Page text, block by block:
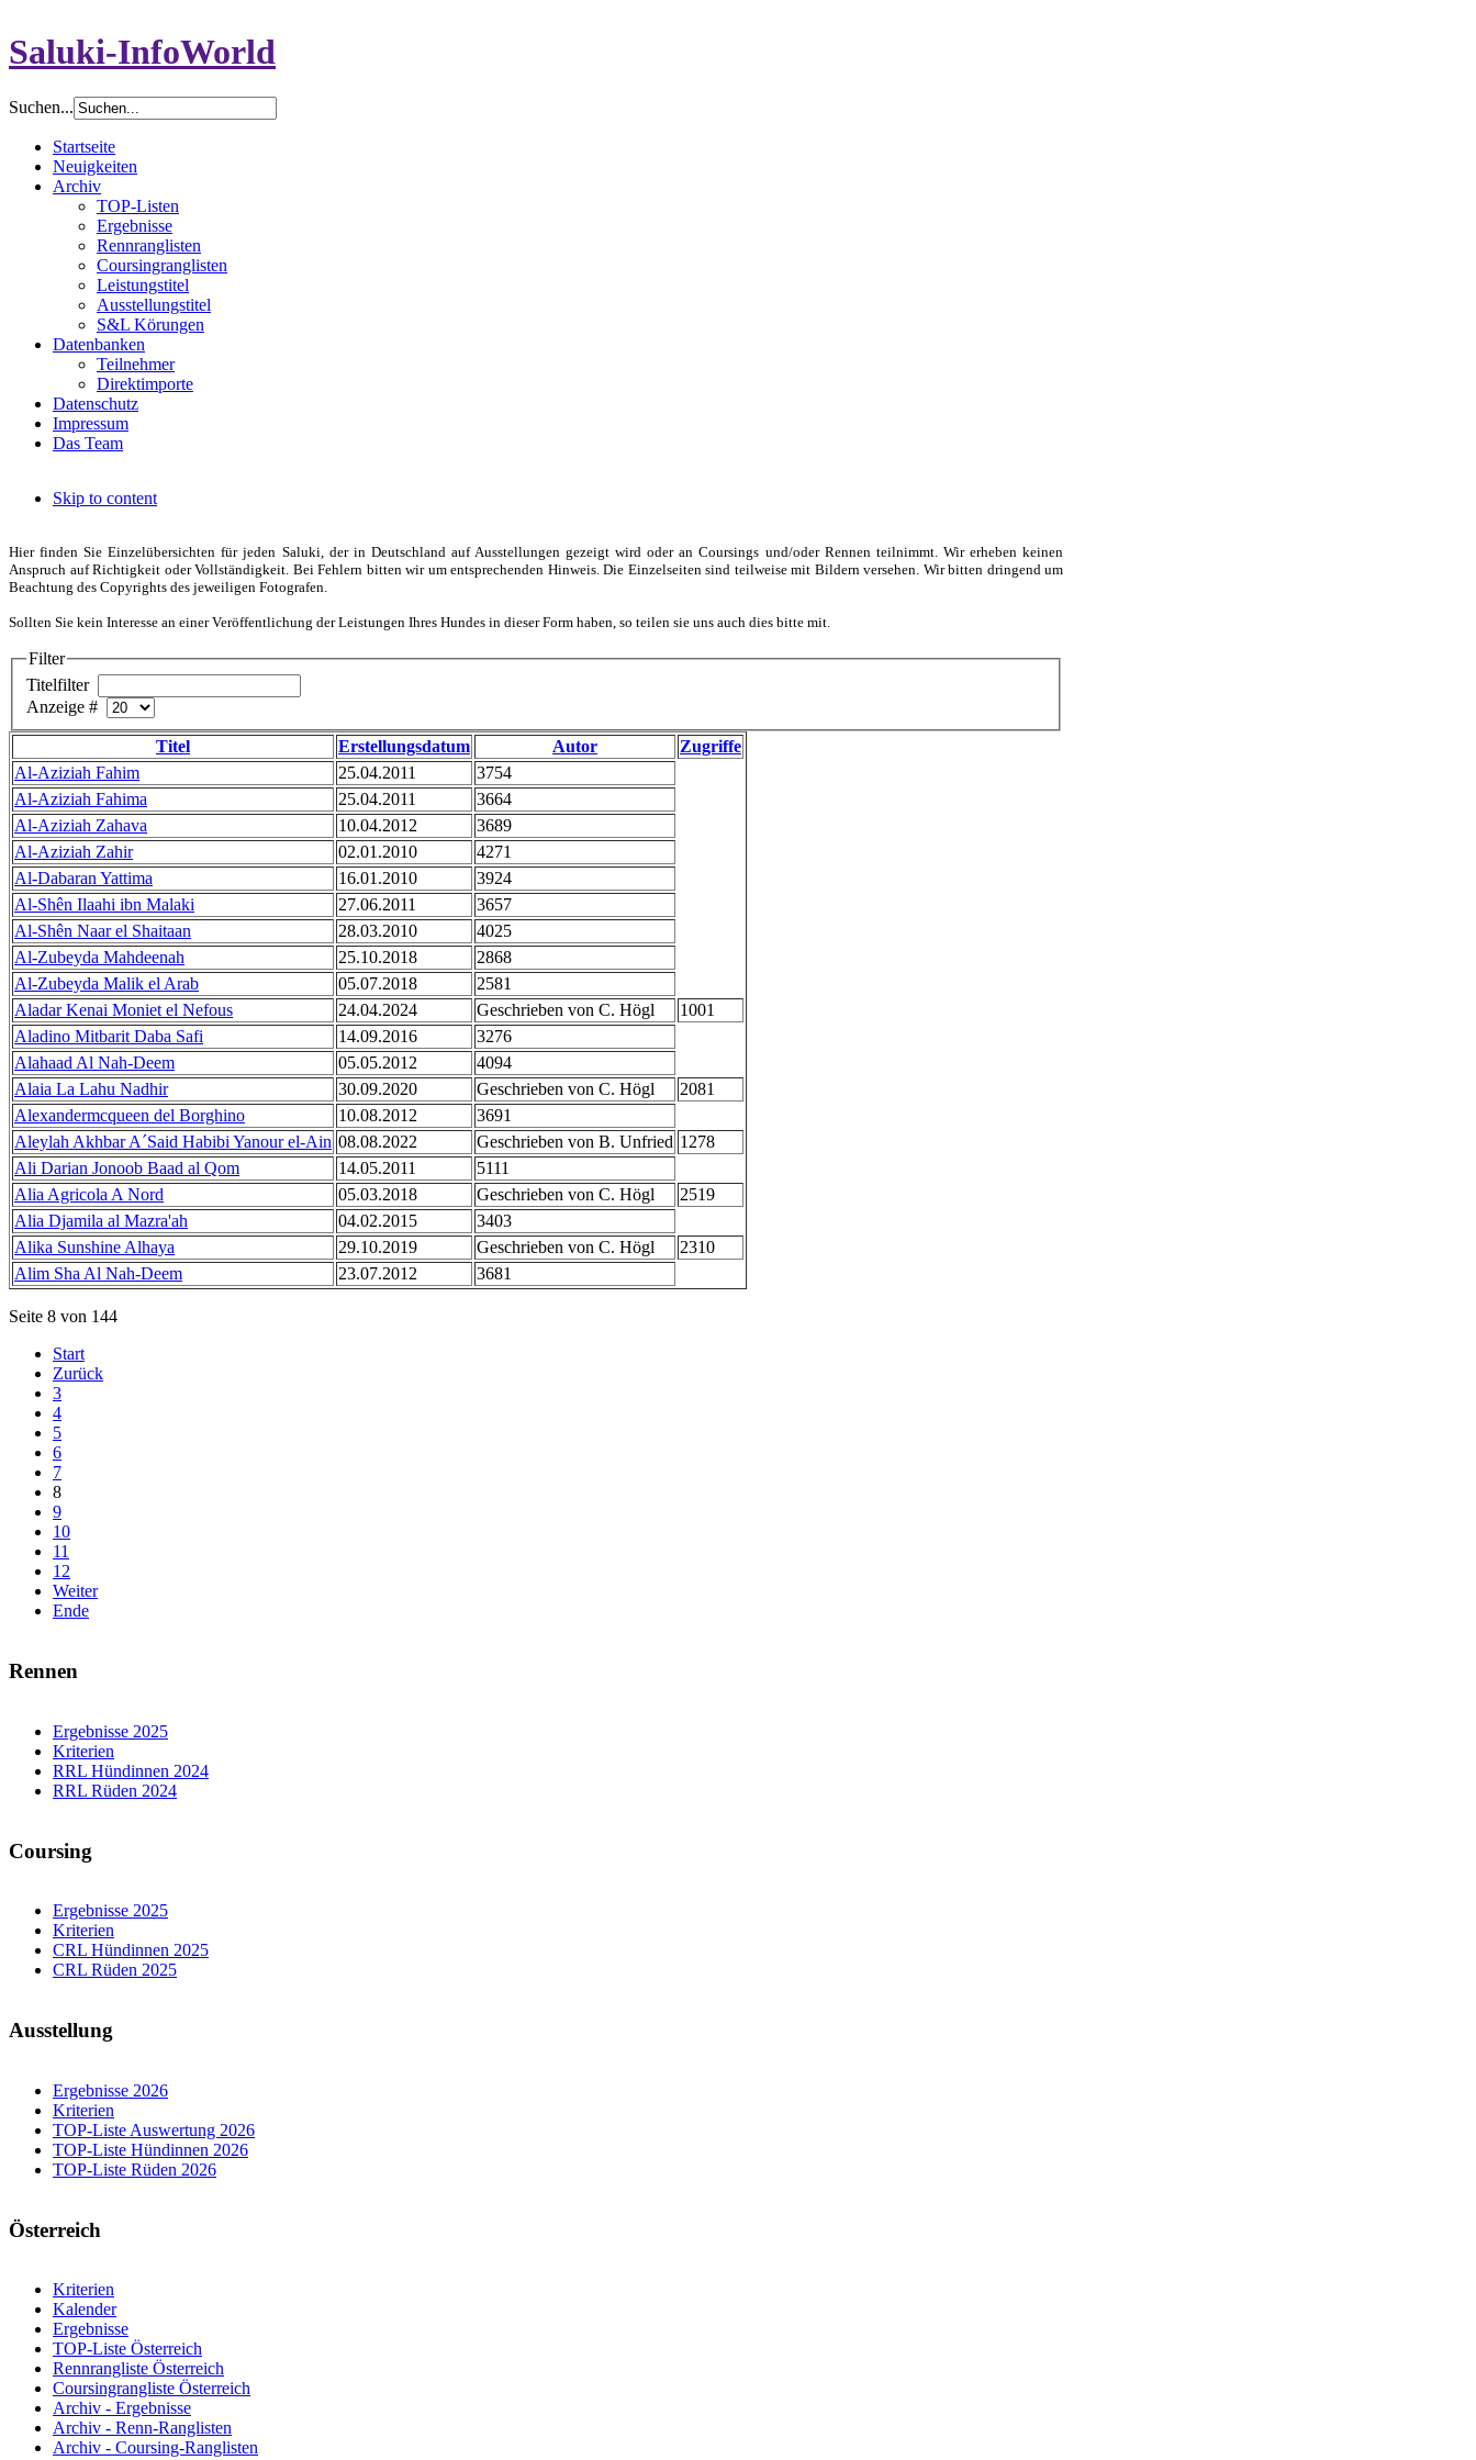
Saluki-InfoWorld
Suchen...
Startseite
Neuigkeiten
Archiv
TOP-Listen
Ergebnisse
Rennranglisten
Coursingranglisten
Leistungstitel
Ausstellungstitel
S&L Körungen
Datenbanken
Teilnehmer
Direktimporte
Datenschutz
Impressum
Das Team
Skip to content
Hier finden Sie Einzelübersichten für jeden Saluki, der in Deutschland auf Ausstellungen gezeigt wird oder an Coursings und/oder Rennen teilnimmt. Wir erheben keinen
Anspruch auf Richtigkeit oder Vollständigkeit. Bei Fehlern bitten wir um entsprechenden Hinweis. Die Einzelseiten sind teilweise mit Bildern versehen. Wir bitten dringend um
Beachtung des Copyrights des jeweiligen Fotografen.
Sollten Sie kein Interesse an einer Veröffentlichung der Leistungen Ihres Hundes in dieser Form haben, so teilen sie uns auch dies bitte mit.
Filter
Titelfilter
Anzeige #
Titel Erstellungsdatum Autor
Zugriffe
Al-Aziziah Fahim
25.04.2011
3754
Al-Aziziah Fahima
25.04.2011
3664
Al-Aziziah Zahava
10.04.2012
3689
Al-Aziziah Zahir
02.01.2010
4271
Al-Dabaran Yattima
16.01.2010
3924
Al-Shên Ilaahi ibn Malaki
27.06.2011
3657
Al-Shên Naar el Shaitaan
28.03.2010
4025
Al-Zubeyda Mahdeenah
25.10.2018
2868
Al-Zubeyda Malik el Arab
05.07.2018
2581
Aladar Kenai Moniet el Nefous
24.04.2024 Geschrieben von C. Högl
1001
Aladino Mitbarit Daba Safi
14.09.2016
3276
Alahaad Al Nah-Deem
05.05.2012
4094
Alaia La Lahu Nadhir
30.09.2020 Geschrieben von C. Högl
2081
Alexandermcqueen del Borghino
10.08.2012
3691
Aleylah Akhbar A´Said Habibi Yanour el-Ain 08.08.2022 Geschrieben von B. Unfried 1278
Ali Darian Jonoob Baad al Qom
14.05.2011
5111
Alia Agricola A Nord
05.03.2018 Geschrieben von C. Högl
2519
Alia Djamila al Mazra'ah
04.02.2015
3403
Alika Sunshine Alhaya
29.10.2019 Geschrieben von C. Högl
2310
Alim Sha Al Nah-Deem
23.07.2012 3681
Seite 8 von 144
Start
Zurück
3
4
5
6
7
8
9
10
11
12
Weiter
Ende
Rennen
Ergebnisse 2025
Kriterien
RRL Hündinnen 2024
RRL Rüden 2024
Coursing
Ergebnisse 2025
Kriterien
CRL Hündinnen 2025
CRL Rüden 2025
Ausstellung
Ergebnisse 2026
Kriterien
TOP-Liste Auswertung 2026
TOP-Liste Hündinnen 2026
TOP-Liste Rüden 2026
Österreich
Kriterien
Kalender
Ergebnisse
TOP-Liste Österreich
Rennrangliste Österreich
Coursingrangliste Österreich
Archiv - Ergebnisse
Archiv - Renn-Ranglisten
Archiv - Coursing-Ranglisten